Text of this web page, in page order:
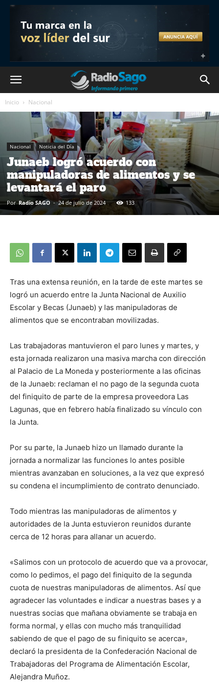
Inicio Nacional
Nacional Noticia del Día
Junaeb logró acuerdo con
manipuladoras de alimentos y se
levantará el paro
Por Radio SAGO - 24 de julio de 2024 133
Tras una extensa reunión, en la tarde de este martes se
logró un acuerdo entre la Junta Nacional de Auxilio
Escolar y Becas (Junaeb) y las manipuladoras de
alimentos que se encontraban movilizadas.
Las trabajadoras mantuvieron el paro lunes y martes, y
esta jornada realizaron una masiva marcha con dirección
al Palacio de La Moneda y posteriormente a las oficinas
de la Junaeb: reclaman el no pago de la segunda cuota
del finiquito de parte de la empresa proveedora Las
Lagunas, que en febrero había finalizado su vínculo con
la Junta.
Por su parte, la Junaeb hizo un llamado durante la
jornada a normalizar las funciones lo antes posible
mientras avanzaban en soluciones, a la vez que expresó
su condena el incumplimiento de contrato denunciado.
Todo mientras las manipuladoras de alimentos y
autoridades de la Junta estuvieron reunidos durante
cerca de 12 horas para allanar un acuerdo.
«Salimos con un protocolo de acuerdo que va a provocar,
como lo pedimos, el pago del finiquito de la segunda
cuota de nuestras manipuladoras de alimentos. Así que
agradecer las voluntades e indicar a nuestras bases y a
nuestras socias que mañana obviamente se trabaja en
forma normal, y ellas con mucho más tranquilidad
sabiendo de que el pago de su finiquito se acerca»,
declaró la presidenta de la Confederación Nacional de
Trabajadoras del Programa de Alimentación Escolar,
Alejandra Muñoz.